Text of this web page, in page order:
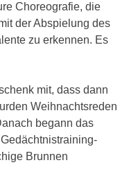
Choreografie, die
der Abspielung des
zu erkennen. Es
mit, dass dann
Weihnachtsreden
begann das
Brunnen